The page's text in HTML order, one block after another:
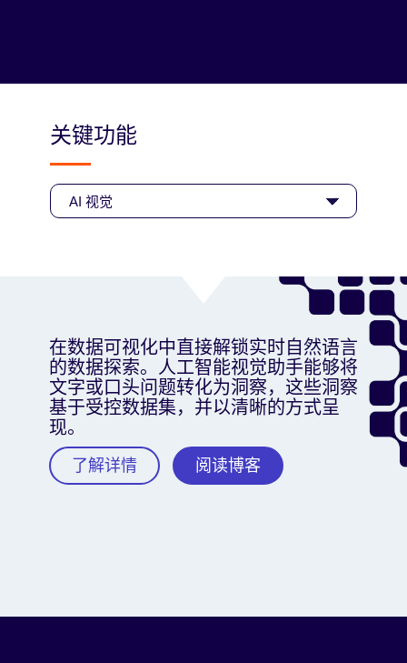
关键功能
在数据可视化中直接解锁实时自然语言
的数据探索。人工智能视觉助手能够将
文字或口头问题转化为洞察，这些洞察
基于受控数据集，并以清晰的方式呈
现。
了解详情 阅读博客